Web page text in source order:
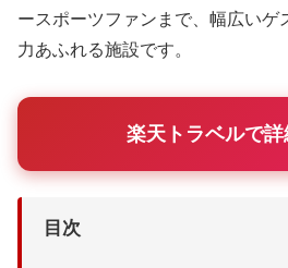
ースポーツファンまで、幅広いゲ
力あふれる施設です。
楽天トラベルで
目次